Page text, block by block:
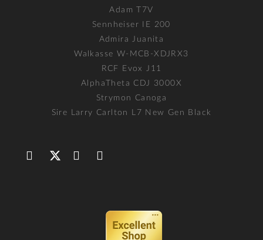
Adam T7V
Sennheiser IE 200
Admira Juanita
Walkasse W-MCB-XDJRX3
RCF Evox J11
AlphaTheta CDJ 3000X
Strymon Canoga
Sire Larry Carlton L7 New Gen Black